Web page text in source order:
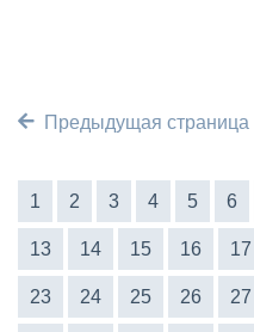
Предыдущая страница
1 2 3 4 5 6
13 14 15 16 17
23 24 25 26 27